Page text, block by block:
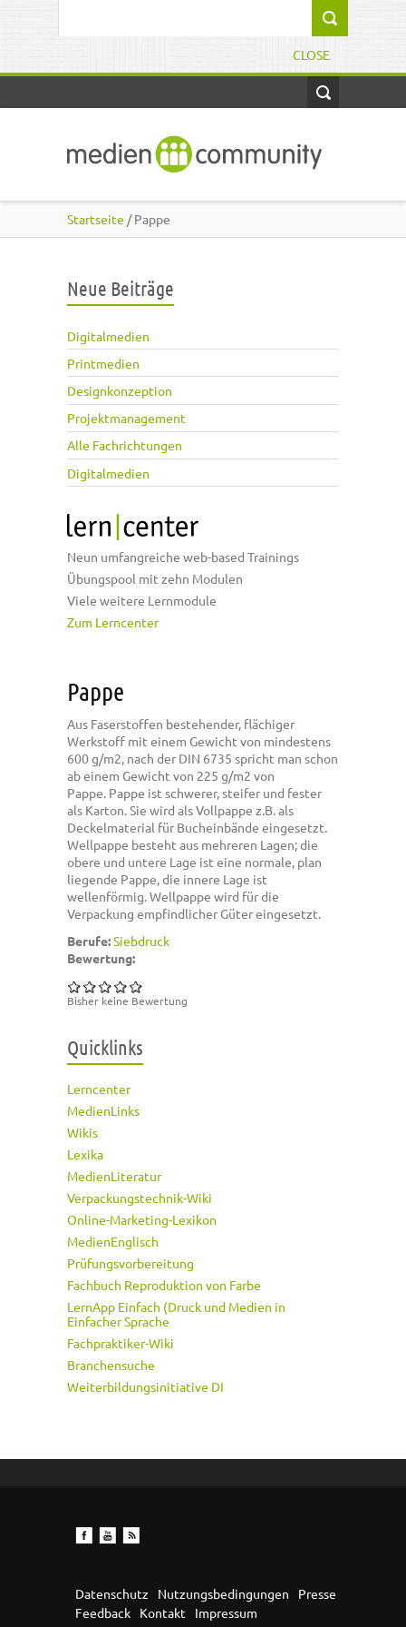
CLOSE
Startseite / Pappe
Neue Beiträge
Digitalmedien
Printmedien
Designkonzeption
Projektmanagement
Alle Fachrichtungen
Digitalmedien
Neun umfangreiche web-based Trainings
Übungspool mit zehn Modulen
Viele weitere Lernmodule
Zum Lerncenter
Pappe
Aus Faserstoffen bestehender, flächiger
Werkstoff mit einem Gewicht von mindestens
600 g/m2, nach der DIN 6735 spricht man schon
ab einem Gewicht von 225 g/m2 von
Pappe. Pappe ist schwerer, steifer und fester
als Karton. Sie wird als Vollpappe z.B. als
Deckelmaterial für Bucheinbände eingesetzt.
Wellpappe besteht aus mehreren Lagen; die
obere und untere Lage ist eine normale, plan
liegende Pappe, die innere Lage ist
wellenförmig. Wellpappe wird für die
Verpackung empfindlicher Güter eingesetzt.
Berufe:Siebdruck
Bewertung:
Bisher keine Bewertung
Quicklinks
Lerncenter
MedienLinks
Wikis
Lexika
MedienLiteratur
Verpackungstechnik-Wiki
Online-Marketing-Lexikon
MedienEnglisch
Prüfungsvorbereitung
Fachbuch Reproduktion von Farbe
LernApp Einfach (Druck und Medien in
Einfacher Sprache
Fachpraktiker-Wiki
Branchensuche
Weiterbildungsinitiative DI
Datenschutz Nutzungsbedingungen
Presse
Feedback
Kontakt Impressum